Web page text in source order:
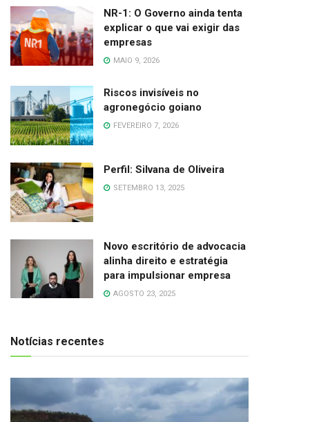
NR-1: O Governo ainda tenta
explicar o que vai exigir das
empresas
MAIO 9, 2026
Riscos invisíveis no
agronegócio goiano
FEVEREIRO 7, 2026
Perfil: Silvana de Oliveira
SETEMBRO 13, 2025
Novo escritório de advocacia
alinha direito e estratégia
para impulsionar empresa
AGOSTO 23, 2025
Notícias recentes